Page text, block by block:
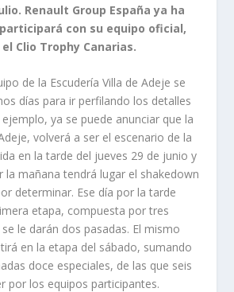
Renault Group España ya ha
con su equipo oficial,
Clio Trophy Canarias.
de la Escudería Villa de Adeje se
días para ir perfilando los detalles
ya se puede anunciar que la
volverá a ser el escenario de la
en la tarde del jueves 29 de junio y
la mañana tendrá lugar el shakedown
determinar. Ese día por la tarde
etapa, compuesta por tres
le darán dos pasadas. El mismo
en la etapa del sábado, sumando
doce especiales, de las que seis
por los equipos participantes.